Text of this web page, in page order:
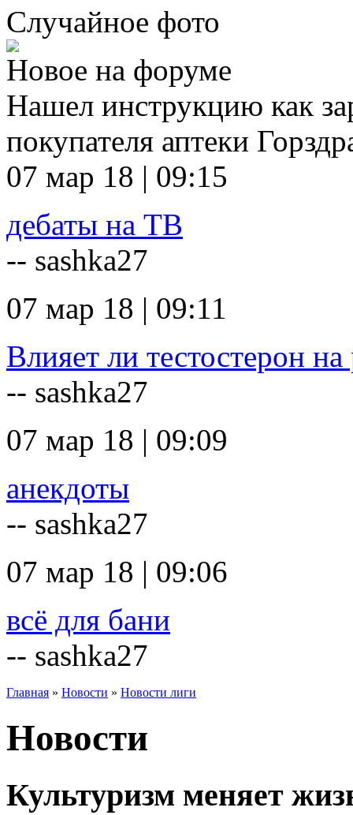
Случайное фото
Новое на форуме
Нашел инструкцию как
покупателя аптеки
07 мар 18 | 09:15
дебаты на ТВ
-- sashka27
07 мар 18 | 09:11
Влияет ли тестостерон на
-- sashka27
07 мар 18 | 09:09
анекдоты
-- sashka27
07 мар 18 | 09:06
всё для бани
-- sashka27
Главная » Новости » Новости лиги
Новости
Культуризм меняет